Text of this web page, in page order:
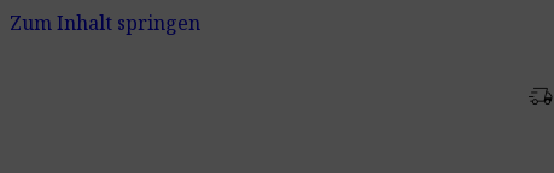
Zum Inhalt springen
delivery_truck_speed